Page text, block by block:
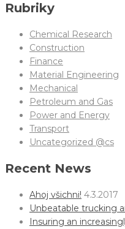
Rubriky
Chemical Research
Construction
Finance
Material Engineering
Mechanical
Petroleum and Gas
Power and Energy
Transport
Uncategorized @cs
Recent News
Ahoj všichni! 4.3.2017
Unbeatable trucking
Insuring an